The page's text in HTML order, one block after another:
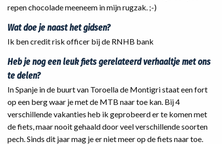
repen chocolade meeneem in mijn rugzak. ;-)
Wat doe je naast het gidsen?
Ik ben credit risk officer bij de RNHB bank
Heb je nog een leuk fiets gerelateerd verhaaltje met ons
te delen?
In Spanje in de buurt van Toroella de Montigri staat een fort
op een berg waar je met de MTB naar toe kan. Bij 4
verschillende vakanties heb ik geprobeerd er te komen met
de fiets, maar nooit gehaald door veel verschillende soorten
pech. Sinds dit jaar mag je er niet meer op de fiets naar toe.